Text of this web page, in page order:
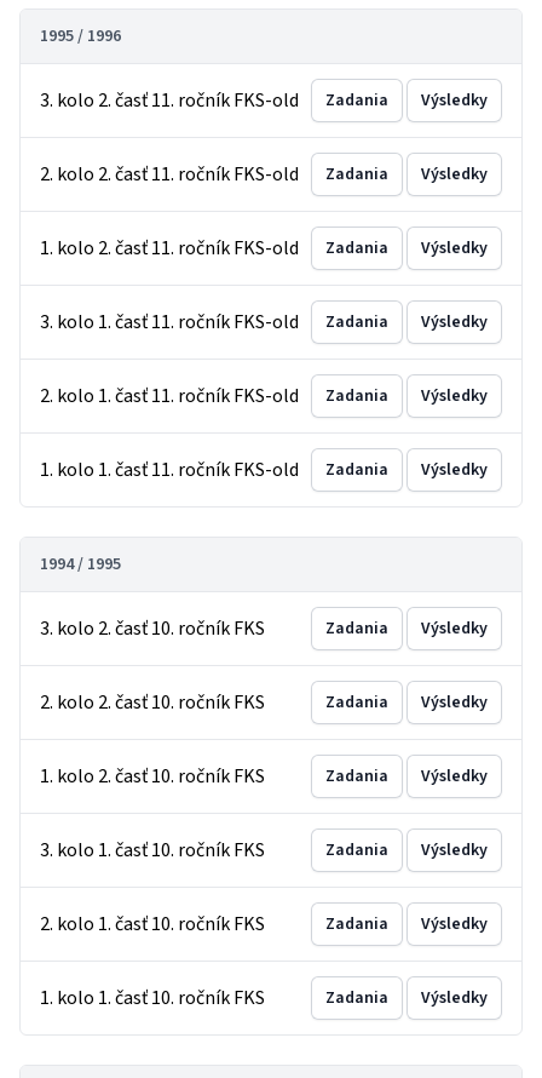
1995 / 1996
3. kolo 2. časť 11. ročník FKS-old Zadania Výsledky
2. kolo 2. časť 11. ročník FKS-old Zadania Výsledky
1. kolo 2. časť 11. ročník FKS-old Zadania Výsledky
3. kolo 1. časť 11. ročník FKS-old Zadania Výsledky
2. kolo 1. časť 11. ročník FKS-old Zadania Výsledky
1. kolo 1. časť 11. ročník FKS-old Zadania Výsledky
1994 / 1995
3. kolo 2. časť 10. ročník FKS Zadania Výsledky
2. kolo 2. časť 10. ročník FKS Zadania Výsledky
1. kolo 2. časť 10. ročník FKS Zadania Výsledky
3. kolo 1. časť 10. ročník FKS Zadania Výsledky
2. kolo 1. časť 10. ročník FKS Zadania Výsledky
1. kolo 1. časť 10. ročník FKS Zadania Výsledky